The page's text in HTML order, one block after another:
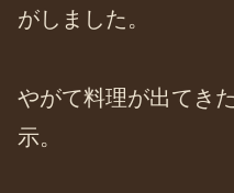
がしました。
やがて料理が出てき
示。